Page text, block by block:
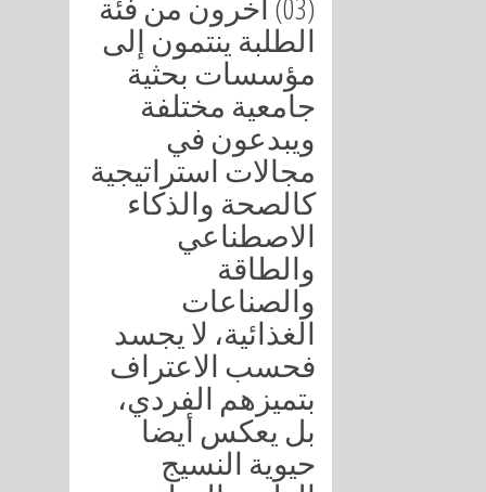
الطلبة ينتمون إلى
مؤسسات بحثية
جامعية مختلفة
ويبدعون في
مجالات استراتيجية
كالصحة والذكاء
الاصطناعي
والطاقة
والصناعات
الغذائية، لا يجسد
فحسب الاعتراف
بتميزهم الفردي،
بل يعكس أيضا
حيوية النسيج